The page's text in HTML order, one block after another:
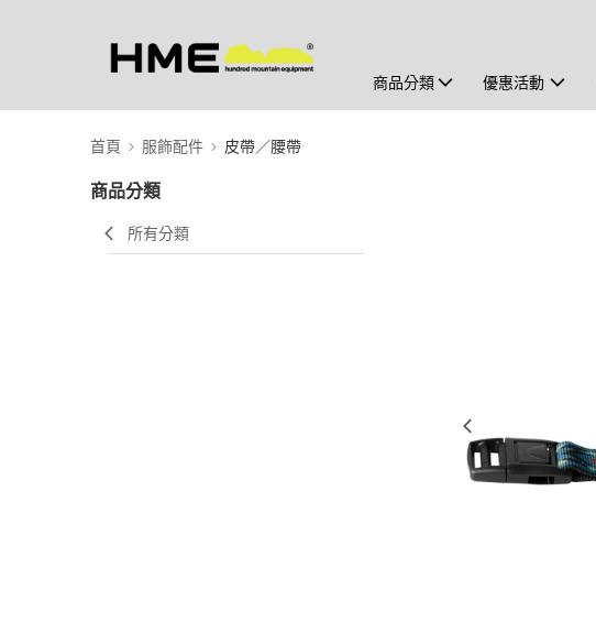
商品分類 優惠活動
首頁 服飾配件 皮帶／腰帶
商品分類
所有分類